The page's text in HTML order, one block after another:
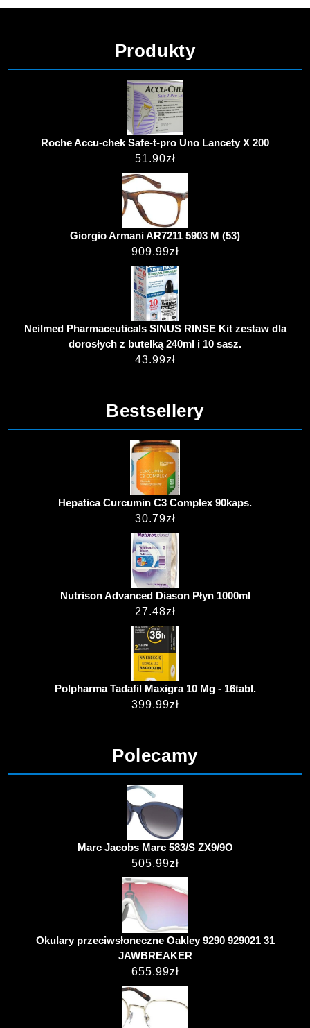
Produkty
Roche Accu-chek Safe-t-pro Uno Lancety X 200
51.90zł
Giorgio Armani AR7211 5903 M (53)
909.99zł
Neilmed Pharmaceuticals SINUS RINSE Kit zestaw dla
dorosłych z butelką 240ml i 10 sasz.
43.99zł
Bestsellery
Hepatica Curcumin C3 Complex 90kaps.
30.79zł
Nutrison Advanced Diason Płyn 1000ml
27.48zł
Polpharma Tadafil Maxigra 10 Mg - 16tabl.
399.99zł
Polecamy
Marc Jacobs Marc 583/S ZX9/9O
505.99zł
Okulary przeciwsłoneczne Oakley 9290 929021 31
JAWBREAKER
655.99zł